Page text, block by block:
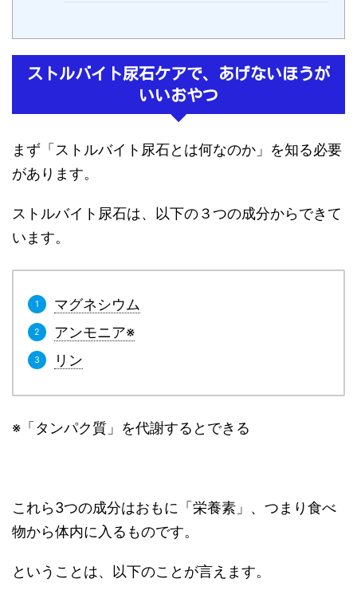
ストルバイト尿石ケアで、あげないほうが
いいおやつ
まず「ストルバイト尿石とは何なのか」を知る必要
があります。
ストルバイト尿石は、以下の３つの成分からできて
います。
マグネシウム
アンモニア※
リン
※「タンパク質」を代謝するとできる
これら3つの成分はおもに「栄養素」、つまり食べ
物から体内に入るものです。
ということは、以下のことが言えます。